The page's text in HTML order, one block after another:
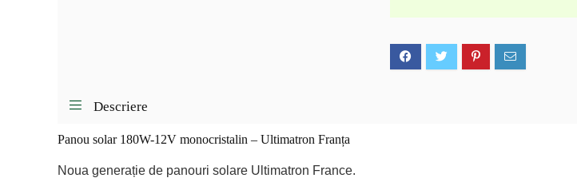
Descriere
Panou solar 180W-12V monocristalin – Ultimatron Franța
Noua generație de panouri solare Ultimatron France.